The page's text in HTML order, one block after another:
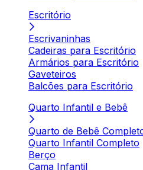
Escritório
Escrivaninhas
Cadeiras para Escritório
Armários para Escritório
Gaveteiros
Balcões para Escritório
Quarto Infantil e Bebê
Quarto de Bebê
Quarto Infantil Completo
Berço
Cama Infantil